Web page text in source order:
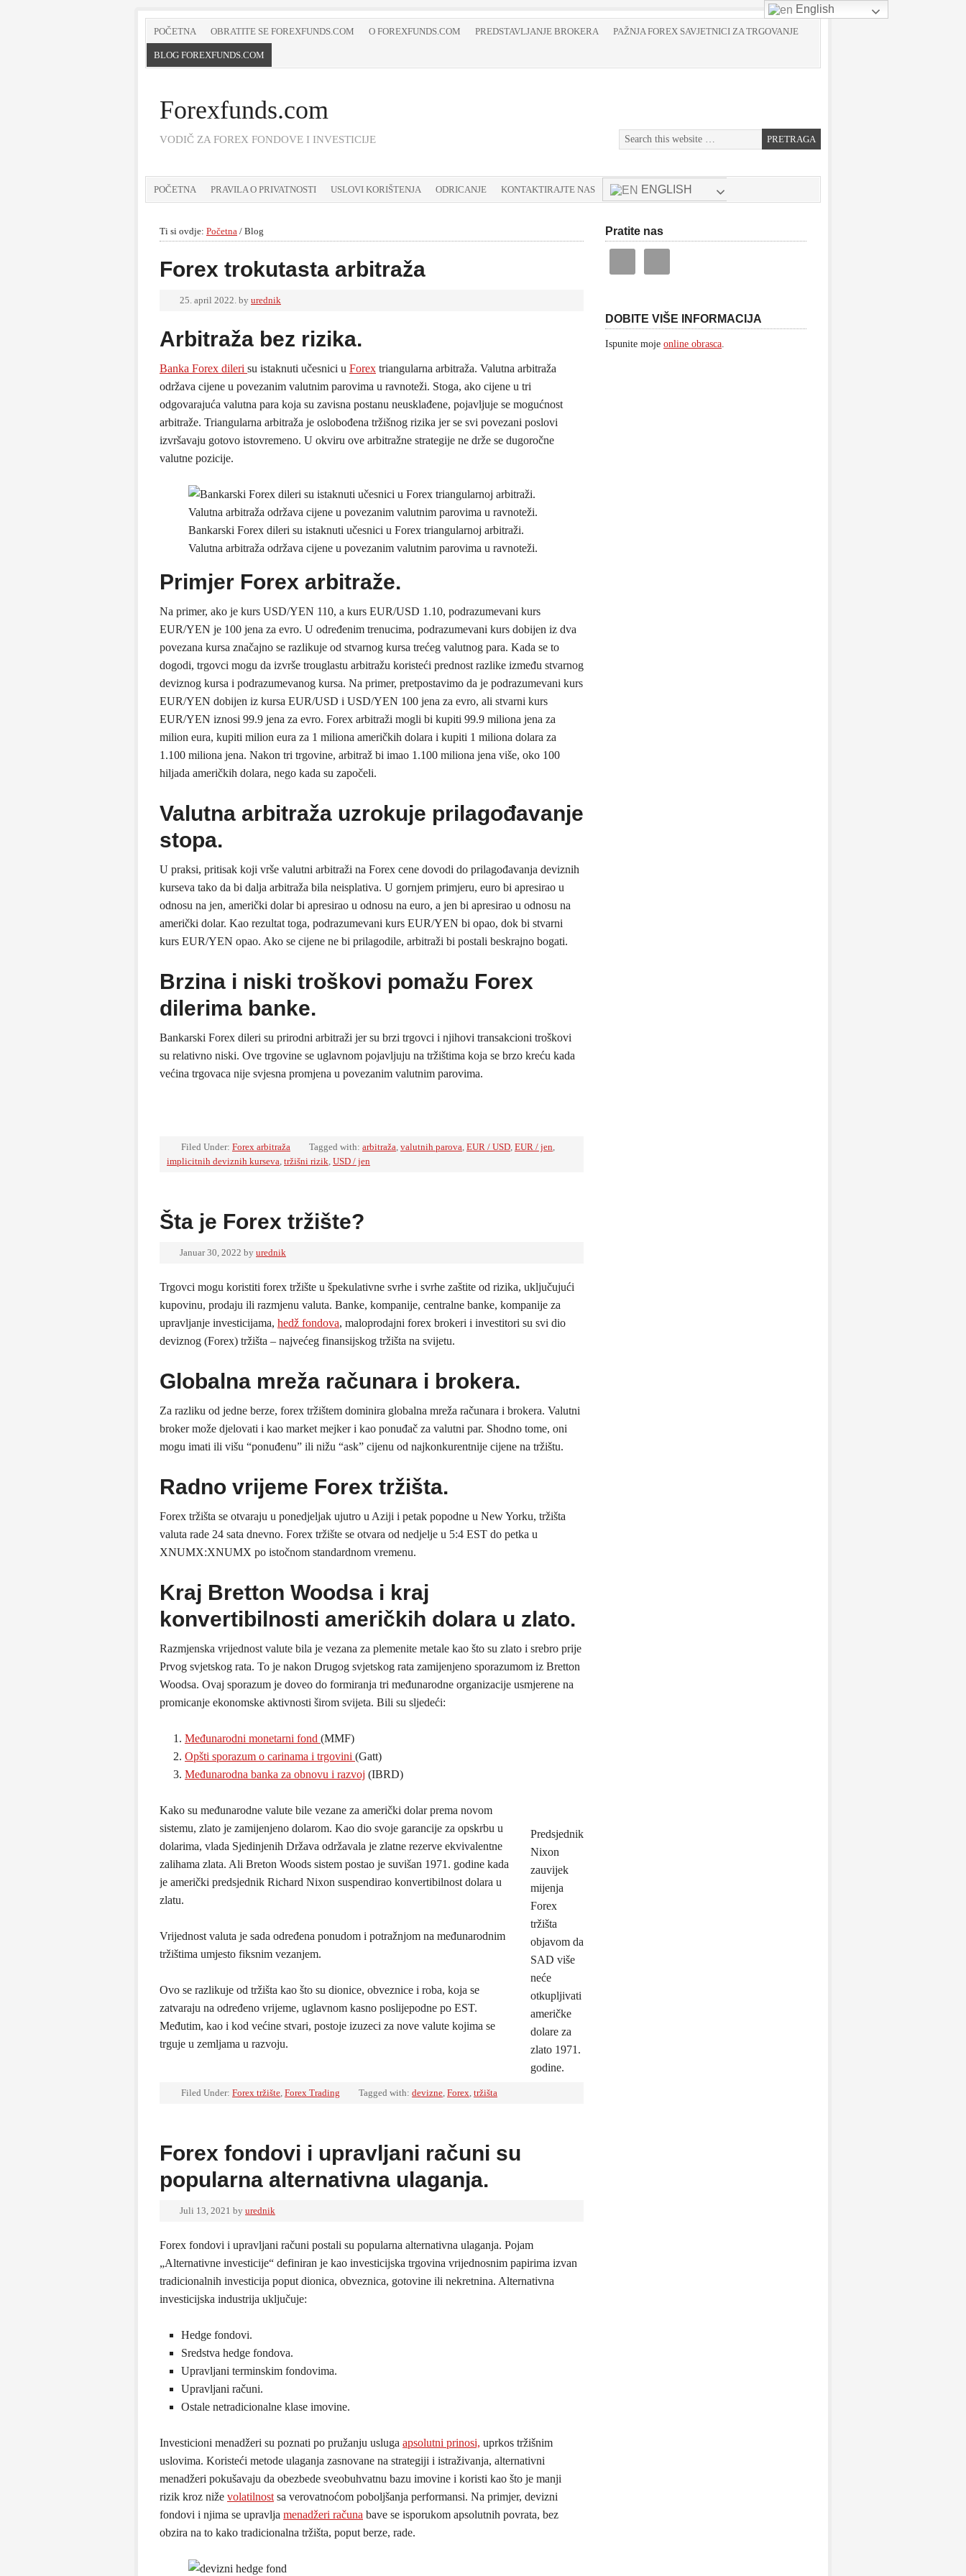
POČETNA OBRATITE SE FOREXFUNDS.COM O FOREXFUNDS.COM PREDSTAVLJANJE BROKERA PAŽNJA FOREX SAVJETNICI ZA TRGOVANJE
BLOG FOREXFUNDS.COM
Forexfunds.com
VODIČ ZA FOREX FONDOVE I INVESTICIJE
POČETNA PRAVILA O PRIVATNOSTI USLOVI KORIŠTENJA ODRICANJE KONTAKTIRAJTE NAS ENGLISH
Ti si ovdje: Početna / Blog
Forex trokutasta arbitraža
25. april 2022. by urednik
Arbitraža bez rizika.
Banka Forex dileri su istaknuti učesnici u Forex triangularna arbitraža. Valutna arbitraža
održava cijene u povezanim valutnim parovima u ravnoteži. Stoga, ako cijene u tri
odgovarajuća valutna para koja su zavisna postanu neusklađene, pojavljuje se mogućnost
arbitraže. Triangularna arbitraža je oslobođena tržišnog rizika jer se svi povezani poslovi
izvršavaju gotovo istovremeno. U okviru ove arbitražne strategije ne drže se dugoročne
valutne pozicije.
Bankarski Forex dileri su istaknuti učesnici u Forex triangularnoj arbitraži.
Valutna arbitraža održava cijene u povezanim valutnim parovima u ravnoteži.
Primjer Forex arbitraže.
Na primer, ako je kurs USD/YEN 110, a kurs EUR/USD 1.10, podrazumevani kurs
EUR/YEN je 100 jena za evro. U određenim trenucima, podrazumevani kurs dobijen iz dva
povezana kursa značajno se razlikuje od stvarnog kursa trećeg valutnog para. Kada se to
dogodi, trgovci mogu da izvrše trouglastu arbitražu koristeći prednost razlike između stvarnog
deviznog kursa i podrazumevanog kursa. Na primer, pretpostavimo da je podrazumevani kurs
EUR/YEN dobijen iz kursa EUR/USD i USD/YEN 100 jena za evro, ali stvarni kurs
EUR/YEN iznosi 99.9 jena za evro. Forex arbitraži mogli bi kupiti 99.9 miliona jena za
milion eura, kupiti milion eura za 1 miliona američkih dolara i kupiti 1 miliona dolara za
1.100 miliona jena. Nakon tri trgovine, arbitraž bi imao 1.100 miliona jena više, oko 100
hiljada američkih dolara, nego kada su započeli.
Valutna arbitraža uzrokuje prilagođavanje
stopa.
U praksi, pritisak koji vrše valutni arbitraži na Forex cene dovodi do prilagođavanja deviznih
kurseva tako da bi dalja arbitraža bila neisplativa. U gornjem primjeru, euro bi apresirao u
odnosu na jen, američki dolar bi apresirao u odnosu na euro, a jen bi apresirao u odnosu na
američki dolar. Kao rezultat toga, podrazumevani kurs EUR/YEN bi opao, dok bi stvarni
kurs EUR/YEN opao. Ako se cijene ne bi prilagodile, arbitraži bi postali beskrajno bogati.
Brzina i niski troškovi pomažu Forex
dilerima banke.
Bankarski Forex dileri su prirodni arbitraži jer su brzi trgovci i njihovi transakcioni troškovi
su relativno niski. Ove trgovine se uglavnom pojavljuju na tržištima koja se brzo kreću kada
većina trgovaca nije svjesna promjena u povezanim valutnim parovima.
Filed Under: Forex arbitraža Tagged with: arbitraža, valutnih parova, EUR / USD, EUR / jen,
implicitnih deviznih kurseva, tržišni rizik, USD / jen
Šta je Forex tržište?
Januar 30, 2022 by urednik
Trgovci mogu koristiti forex tržište u špekulativne svrhe i svrhe zaštite od rizika, uključujući
kupovinu, prodaju ili razmjenu valuta. Banke, kompanije, centralne banke, kompanije za
upravljanje investicijama, hedž fondova, maloprodajni forex brokeri i investitori su svi dio
deviznog (Forex) tržišta – najvećeg finansijskog tržišta na svijetu.
Globalna mreža računara i brokera.
Za razliku od jedne berze, forex tržištem dominira globalna mreža računara i brokera. Valutni
broker može djelovati i kao market mejker i kao ponuđač za valutni par. Shodno tome, oni
mogu imati ili višu “ponuđenu” ili nižu “ask” cijenu od najkonkurentnije cijene na tržištu.
Radno vrijeme Forex tržišta.
Forex tržišta se otvaraju u ponedjeljak ujutro u Aziji i petak popodne u New Yorku, tržišta
valuta rade 24 sata dnevno. Forex tržište se otvara od nedjelje u 5:4 EST do petka u
XNUMX:XNUMX po istočnom standardnom vremenu.
Kraj Bretton Woodsa i kraj
konvertibilnosti američkih dolara u zlato.
Razmjenska vrijednost valute bila je vezana za plemenite metale kao što su zlato i srebro prije
Prvog svjetskog rata. To je nakon Drugog svjetskog rata zamijenjeno sporazumom iz Bretton
Woodsa. Ovaj sporazum je doveo do formiranja tri međunarodne organizacije usmjerene na
promicanje ekonomske aktivnosti širom svijeta. Bili su sljedeći:
Međunarodni monetarni fond (MMF)
Opšti sporazum o carinama i trgovini (Gatt)
Međunarodna banka za obnovu i razvoj (IBRD)
Predsjednik
Nixon
zauvijek
mijenja
Forex
tržišta
objavom da
SAD više
neće
otkupljivati
​​američke
dolare za
zlato 1971.
godine.
Kako su međunarodne valute bile vezane za američki dolar prema novom
sistemu, zlato je zamijenjeno dolarom. Kao dio svoje garancije za opskrbu u
dolarima, vlada Sjedinjenih Država održavala je zlatne rezerve ekvivalentne
zalihama zlata. Ali Breton Woods sistem postao je suvišan 1971. godine kada
je američki predsjednik Richard Nixon suspendirao konvertibilnost dolara u
zlatu.
Vrijednost valuta je sada određena ponudom i potražnjom na međunarodnim
tržištima umjesto fiksnim vezanjem.
Ovo se razlikuje od tržišta kao što su dionice, obveznice i roba, koja se
zatvaraju na određeno vrijeme, uglavnom kasno poslijepodne po EST.
Međutim, kao i kod većine stvari, postoje izuzeci za nove valute kojima se
trguje u zemljama u razvoju.
Filed Under: Forex tržište, Forex Trading Tagged with: devizne, Forex, tržišta
Forex fondovi i upravljani računi su
popularna alternativna ulaganja.
Juli 13, 2021 by urednik
Forex fondovi i upravljani računi postali su popularna alternativna ulaganja. Pojam
„Alternativne investicije“ definiran je kao investicijska trgovina vrijednosnim papirima izvan
tradicionalnih investicija poput dionica, obveznica, gotovine ili nekretnina. Alternativna
investicijska industrija uključuje:
Hedge fondovi.
Sredstva hedge fondova.
Upravljani terminskim fondovima.
Upravljani računi.
Ostale netradicionalne klase imovine.
Investicioni menadžeri su poznati po pružanju usluga apsolutni prinosi, uprkos tržišnim
uslovima. Koristeći metode ulaganja zasnovane na strategiji i istraživanja, alternativni
menadžeri pokušavaju da obezbede sveobuhvatnu bazu imovine i koristi kao što je manji
rizik kroz niže volatilnost sa verovatnoćom poboljšanja performansi. Na primjer, devizni
fondovi i njima se upravlja menadžeri računa bave se isporukom apsolutnih povrata, bez
obzira na to kako tradicionalna tržišta, poput berze, rade.
Pratite nas
DOBITE VIŠE INFORMACIJA
Ispunite moje online obrasca.
English